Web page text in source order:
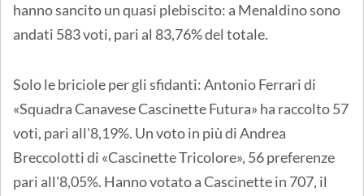
hanno sancito un quasi plebiscito: a Menaldino sono
andati 583 voti, pari al 83,76% del totale.
Solo le briciole per gli sfidanti: Antonio Ferrari di
«Squadra Canavese Cascinette Futura» ha raccolto 57
voti, pari all'8,19%. Un voto in più di Andrea
Breccolotti di «Cascinette Tricolore», 56 preferenze
pari all'8,05%. Hanno votato a Cascinette in 707, il